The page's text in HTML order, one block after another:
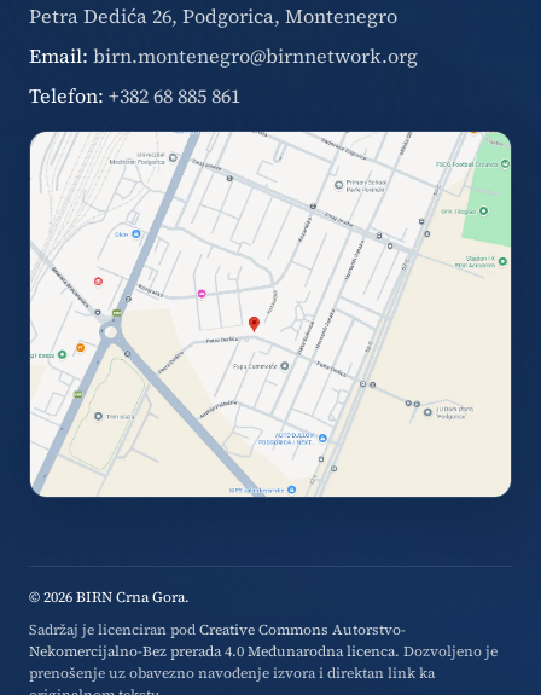
Petra Dedića 26, Podgorica, Montenegro
Email: birn.montenegro@birnnetwork.org
Telefon: +382 68 885 861
© 2026 BIRN Crna Gora.
Sadržaj je licenciran podCreative Commons Autorstvo-
Nekomercijalno-Bez prerada 4.0 Međunarodna licenca. Dozvoljeno je
prenošenje uz obavezno navođenje izvora i direktan link ka